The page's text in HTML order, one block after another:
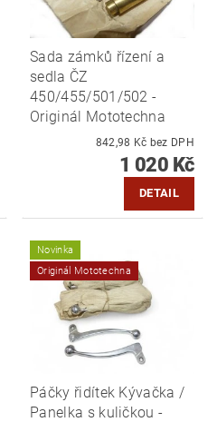
Sada zámků řízení a
sedla ČZ
450/455/501/502 -
Originál Mototechna
842,98 Kč bez DPH
1 020 Kč
DETAIL
Novinka
Originál Mototechna
Páčky řidítek Kývačka /
Panelka s kuličkou -